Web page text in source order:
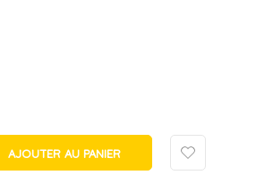
AJOUTER AU PANIER